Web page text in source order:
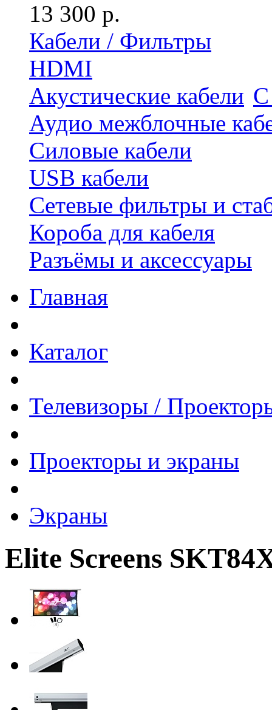
13 300 р.
Кабели / Фильтры
HDMI
Акустические кабели С
Аудио межблочные
Силовые кабели
USB кабели
Сетевые фильтры и
Короба для кабеля
Разъёмы и аксессуары
Главная
Каталог
Телевизоры /
Проекторы и экраны
Экраны
Elite Screens